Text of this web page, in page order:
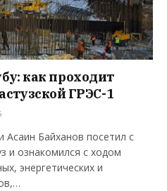
как проходит
ГРЭС-1
Асаин Байханов посетил с
и ознакомился с ходом
энергетических и